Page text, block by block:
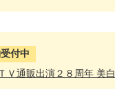
付中
Ｖ通販出演２８周年 美白